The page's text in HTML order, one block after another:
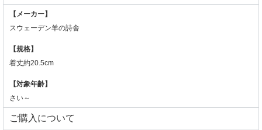
【メーカー】
スウェーデン羊の詩舎
【規格】
着丈約20.5cm
【対象年齢】
さい～
ご購入について